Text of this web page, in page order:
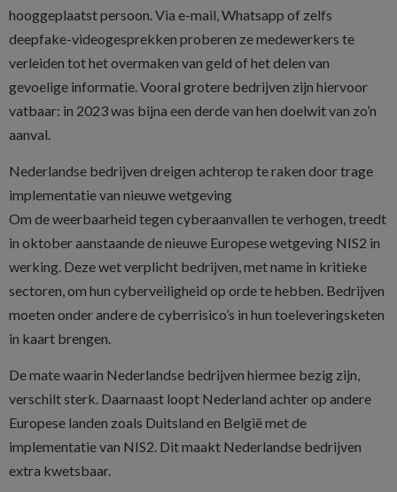
hooggeplaatst persoon. Via e-mail, Whatsapp of zelfs
deepfake-videogesprekken proberen ze medewerkers te
verleiden tot het overmaken van geld of het delen van
gevoelige informatie. Vooral grotere bedrijven zijn hiervoor
vatbaar: in 2023 was bijna een derde van hen doelwit van zo’n
aanval.
Nederlandse bedrijven dreigen achterop te raken door trage
implementatie van nieuwe wetgeving
Om de weerbaarheid tegen cyberaanvallen te verhogen, treedt
in oktober aanstaande de nieuwe Europese wetgeving NIS2 in
werking. Deze wet verplicht bedrijven, met name in kritieke
sectoren, om hun cyberveiligheid op orde te hebben. Bedrijven
moeten onder andere de cyberrisico’s in hun toeleveringsketen
in kaart brengen.
De mate waarin Nederlandse bedrijven hiermee bezig zijn,
verschilt sterk. Daarnaast loopt Nederland achter op andere
Europese landen zoals Duitsland en België met de
implementatie van NIS2. Dit maakt Nederlandse bedrijven
extra kwetsbaar.